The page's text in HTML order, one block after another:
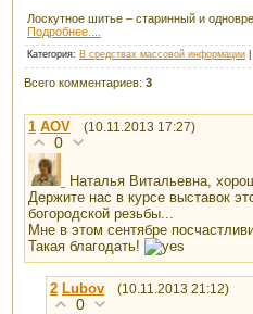
Лоскутное шитье – старинный и
Подробнее....
Категория: В средствах массовой информации
Всего комментариев: 3
1 AOV (10.11.2013 17:27)
0
Наталья Витальевна,
Держите нас в курсе выставок
богородской резьбы...
Мне в этом сентябре
Такая благодать!
2 Lubоv (10.11.2013 21:12)
0